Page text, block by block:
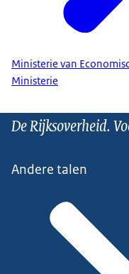
Ministerie van
Ministerie
De Rijksoverheid.
Andere talen